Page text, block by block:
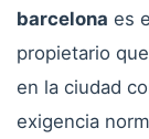
barcelona es
propietario
en la ciudad
exigencia